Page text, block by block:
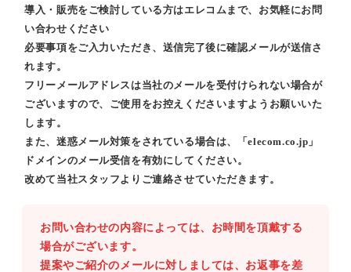
導入・販売をご検討している方はエレコムまで、お気軽にお問
い合わせください
必要事項をご入力いただき、送信完了後に確認メールが送信さ
れます。
フリーメールアドレスは当社のメールを受付けられない場合が
ございますので、ご使用をお控えくださいますようお願いいた
します。
また、迷惑メール対策をされている場合は、「elecom.co.jp」
ドメインのメール受信を有効にしてください。
改めて当社スタッフよりご連絡させていただきます。
お問い合わせの内容によっては、お時間を頂戴する
場合がございます。
提案やご紹介のメールに対しましては、お返事を差